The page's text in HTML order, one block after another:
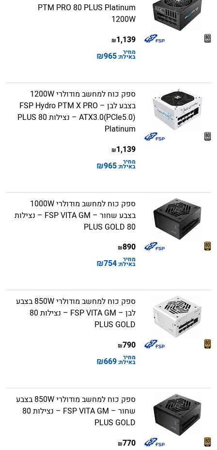
PTM PRO 80 PLUS Platinum
1200W
1,139
₪
מחיר
באילת:965
₪
ספק כוח למחשב מודולרי 1200W
בצבע לבן – FSP Hydro PTM X PRO
ATX3.0(PCIe5.0) – נצילות 80 PLUS
Platinum
1,139
₪
מחיר
באילת:965
₪
ספק כוח למחשב מודולרי 1000W
בצבע שחור – FSP VITA GM – נצילות
80 PLUS GOLD
890
₪
מחיר
באילת:754
₪
ספק כוח למחשב מודולרי 850W בצבע
לבן – FSP VITA GM – נצילות 80
PLUS GOLD
790
₪
מחיר
באילת:669
₪
ספק כוח למחשב מודולרי 850W בצבע
שחור – FSP VITA GM – נצילות 80
PLUS GOLD
770
₪